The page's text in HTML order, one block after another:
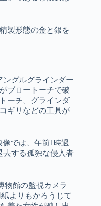
製形態の金と銀を
ングルグラインダー
ブロートーチで破
ーチ、グラインダ
ギリなどの工具が
像では、午前1時過
去する孤独な侵入者
物館の監視カメラ
よりもかろうじて